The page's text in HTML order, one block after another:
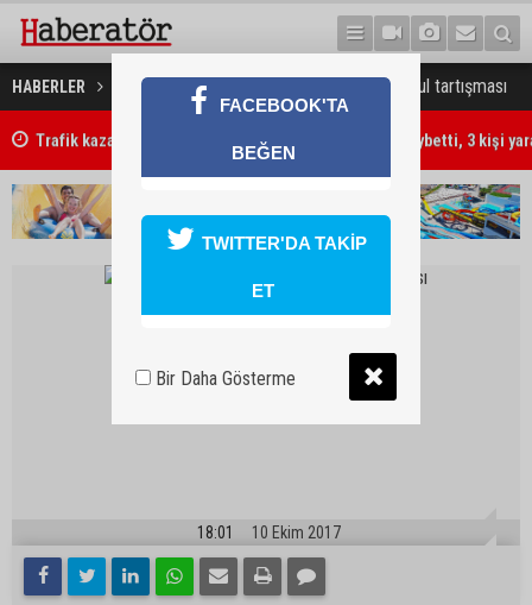
HABERLER GÜNDEM BKP’de olağanüstü Genel Kurul tartışması
Trafik kazasında 85 yaşındaki Turan Obalı hayatını kaybetti, 3 kişi
18:01 10 Ekim 2017
FACEBOOK'TA
BEĞEN
TWITTER'DA TAKİP
ET
Bir Daha Gösterme